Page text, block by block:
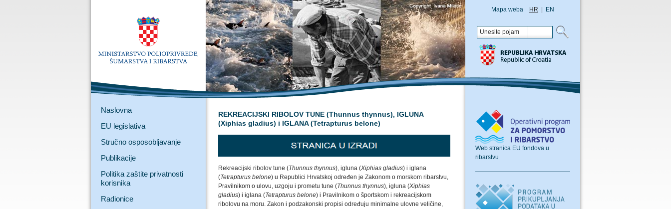
Mapa weba HR EN
Naslovna
EU legislativa
Stručno osposobljavanje
Publikacije
Politika zaštite privatnosti
korisnika
Radionice
REKREACIJSKI RIBOLOV TUNE (Thunnus thynnus), IGLUNA
(Xiphias gladius) i IGLANA (Tetrapturus belone)
Rekreacijski ribolov tune (Thunnus thynnus), igluna (Xiphias gladius) i iglana
(Tetrapturus belone) u Republici Hrvatskoj određen je Zakonom o morskom ribarstvu,
Pravilnikom o ulovu, uzgoju i prometu tune (Thunnus thynnus), igluna (Xiphias
gladius) i iglana (Tetrapturus belone) i Pravilnikom o športskom i rekreacijskom
ribolovu na moru. Zakon i podzakonski propisi određuju minimalne ulovne veličine,
Web stranica EU fondova u
ribarstvu